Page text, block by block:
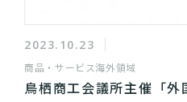
2023.10.23
商品・サービス海外領域
鳥栖商工会議所主催「